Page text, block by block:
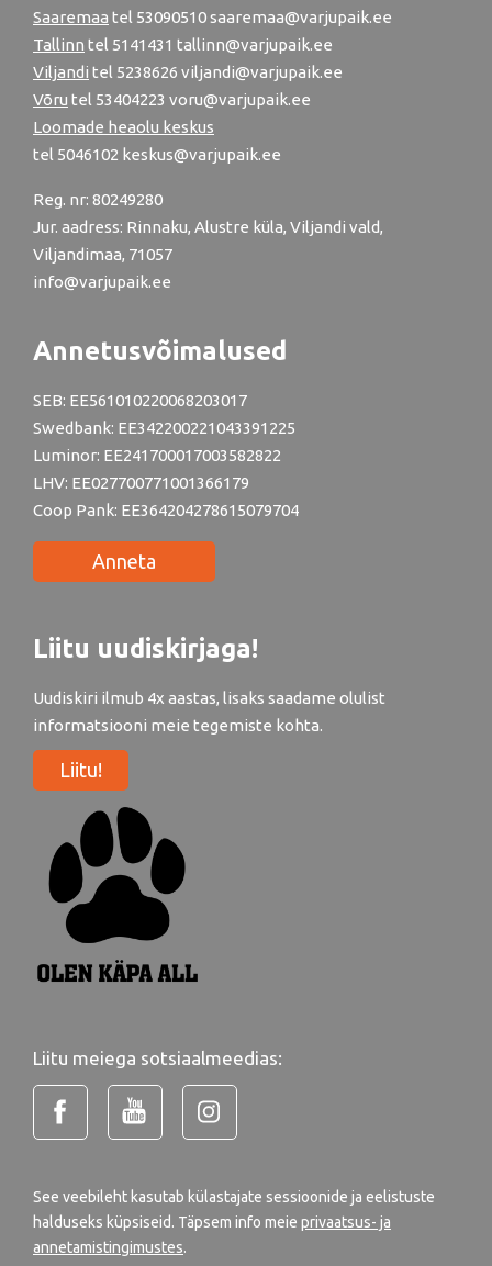
Saaremaa tel 53090510 saaremaa@varjupaik.ee
Tallinn tel 5141431 tallinn@varjupaik.ee
Viljandi tel 5238626 viljandi@varjupaik.ee
Võru tel 53404223 voru@varjupaik.ee
Loomade heaolu keskus
tel 5046102 keskus@varjupaik.ee
Reg. nr: 80249280
Jur. aadress: Rinnaku, Alustre küla, Viljandi vald,
Viljandimaa, 71057
info@varjupaik.ee
Annetusvõimalused
SEB: EE561010220068203017
Swedbank: EE342200221043391225
Luminor: EE241700017003582822
LHV: EE027700771001366179
Coop Pank: EE364204278615079704
Anneta
Liitu uudiskirjaga!
Uudiskiri ilmub 4x aastas, lisaks saadame olulist
informatsiooni meie tegemiste kohta.
Liitu!
Liitu meiega sotsiaalmeedias:
See veebileht kasutab külastajate sessioonide ja eelistuste
halduseks küpsiseid. Täpsem info meie privaatsus- ja
annetamistingimustes.